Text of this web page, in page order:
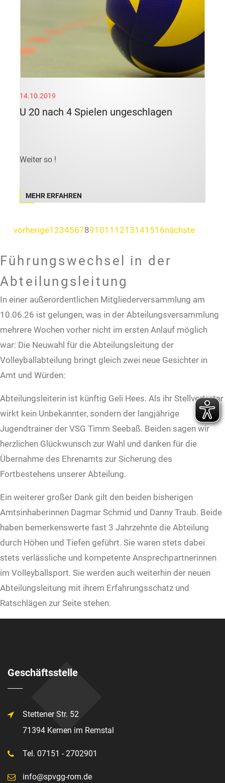
14.10.2019
U 20 nach 4 Spielen ungeschlagen
Weiter so !
MEHR ERFAHREN
vorherige1 234567891011 1213141516nächste
Führungswechsel in der
Abteilungsleitung
In einer außerordentlichen Mitgliederversammlung am
10.06.26 ist gelungen, was in der Abteilungsversammlung
mehrere Wochen vorher nicht im ersten Anlauf möglich
war: Die Neuwahl für die Abteilungsleitung der
Volleyballabteilung bringt gleich zwei neue Gesichter in
Amt und Würden:
Abteilungsleiterin ist künftig Geli Hees. Als ihr Stellvertreter
wirkt kein Unbekannter, sondern der langjährige
Jugendtrainer der VSG Timm Seebaß. Beiden sagen wir
herzlichen Glückwunsch zur Wahl und danken für die
Übernahme des Ehrenamts zur Sicherung des
Fortbestehens unserer Abteilung.
Ein weiterer großer Dank gilt den beiden bisherigen
Amtsinhaberinnen Dagmar Schmid und Danny Traub. Beide
haben bemerkenswerte fast 3 Jahrzehnte die Abteilung
durch Höhen und Tiefen geführt. Sie waren stets dabei
stets verlässliche und kompetente Ansprechpartnerinnen
im Volleyballsport. Sie werden auch weiterhin der neuen
Abteilungsleitung mit ihrem Erfahrungsschatz und
Ratschlägen zur Seite stehen.
Geschäftsstelle
Stettener Str. 52
71394 Kernen im Remstal
Tel. 07151 - 2702901
info@spvgg-rom.de